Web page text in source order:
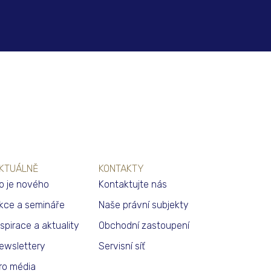
je nového
a semináře
a aktuality
média
KONTAKTY
Kontaktujte nás
Naše právní subjekty
Obchodní zastoupení
Servisní síť